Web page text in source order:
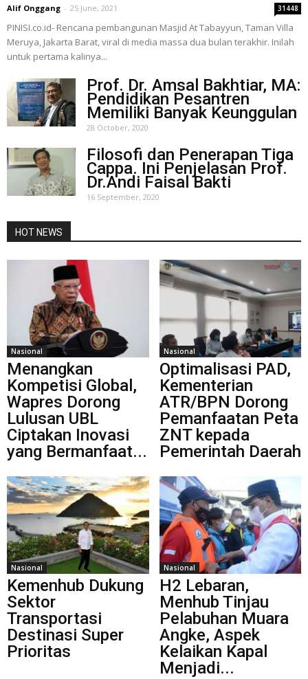
Alif Onggang - 25 June, 2021 31448
PINISI.co.id- Rencana pembangunan Masjid At Tabayyun, Taman Villa
Meruya, Jakarta Barat, viral di media massa dua bulan terakhir. Inilah
untuk pertama kalinya...
Prof. Dr. Amsal Bakhtiar, MA:
Pendidikan Pesantren
Memiliki Banyak Keunggulan
28 October, 2020
Filosofi dan Penerapan Tiga
Cappa. Ini Penjelasan Prof.
Dr.Andi Faisal Bakti
16 September, 2020
HOT NEWS
Nasional
Menangkan
Kompetisi Global,
Wapres Dorong
Lulusan UBL
Ciptakan Inovasi
yang Bermanfaat...
Nasional
Optimalisasi PAD,
Kementerian
ATR/BPN Dorong
Pemanfaatan Peta
ZNT kepada
Pemerintah Daerah
Nasional
Kemenhub Dukung
Sektor
Transportasi
Destinasi Super
Prioritas
Nasional
H2 Lebaran,
Menhub Tinjau
Pelabuhan Muara
Angke, Aspek
Kelaikan Kapal
Menjadi...